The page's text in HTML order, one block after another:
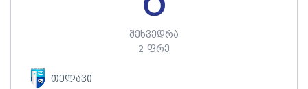
თელავი
შეხვედრა
2 ფრე